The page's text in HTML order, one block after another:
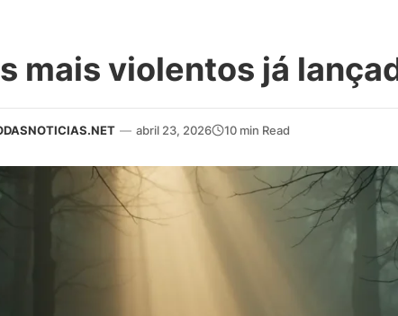
mais violentos já
— abril 23, 2026 10 min Read